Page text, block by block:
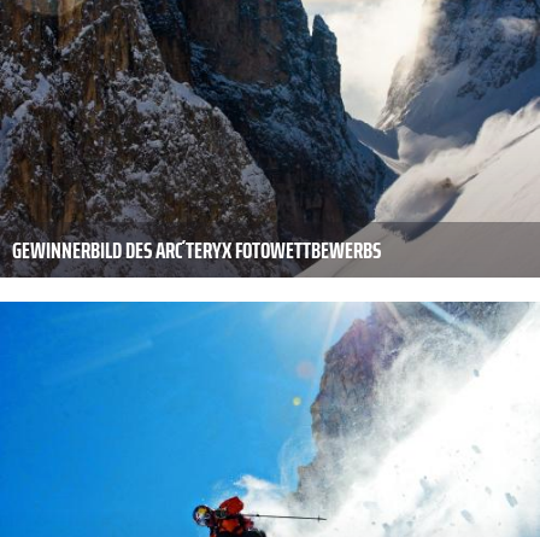
GEWINNERBILD DES ARC´TERYX FOTOWETTBEWERBS